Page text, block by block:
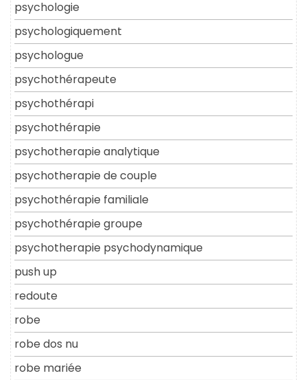
psychologie
psychologiquement
psychologue
psychothérapeute
psychothérapi
psychothérapie
psychotherapie analytique
psychotherapie de couple
psychothérapie familiale
psychothérapie groupe
psychotherapie psychodynamique
push up
redoute
robe
robe dos nu
robe mariée